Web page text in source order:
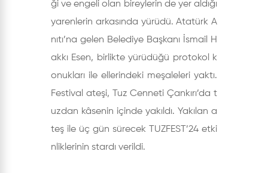
ği ve engeli olan bireylerin de yer aldığı
yarenlerin arkasında yürüdü. Atatürk A
nıtı’na gelen Belediye Başkanı İsmail H
akkı Esen, birlikte yürüdüğü protokol k
onukları ile ellerindeki meşaleleri yaktı.
Festival ateşi, Tuz Cenneti Çankırı’da t
uzdan kâsenin içinde yakıldı. Yakılan a
teş ile üç gün sürecek TUZFEST’24 etki
nliklerinin stardı verildi.